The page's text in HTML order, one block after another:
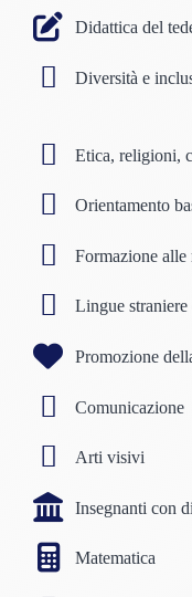
Didattica del
Diversità e
Etica, religioni,
Orientamento
Formazione alle
Lingue
Promozione
Comunicazione
Arti visivi
Insegnanti con
Matematica